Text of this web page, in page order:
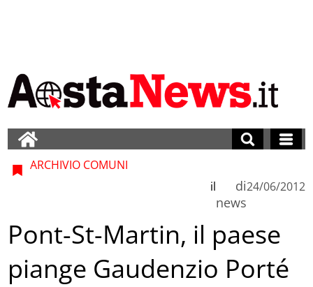
ARCHIVIO COMUNI
di
news
il 24/06/2012
Pont-St-Martin, il paese
piange Gaudenzio Porté